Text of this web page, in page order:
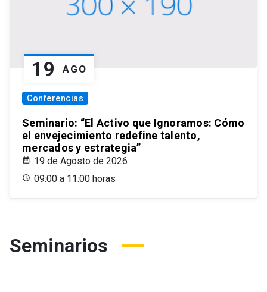
19 AGO
Conferencias
Seminario: “El Activo que Ignoramos: Cómo
el envejecimiento redefine talento,
mercados y estrategia”
19 de Agosto de 2026
09:00 a 11:00 horas
Seminarios